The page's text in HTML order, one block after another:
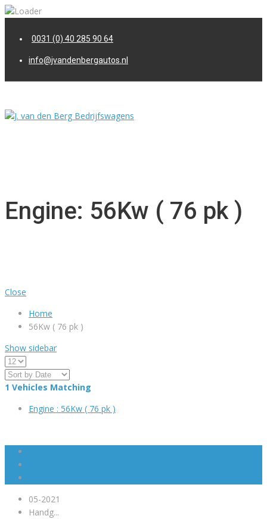
0031 (0) 40 285 90 64
info@jvandenbergautos.nl
Engine: 56Kw ( 76 pk )
Close
Home
56Kw ( 76 pk )
Show sidebar
1 Vehicles Matching
Engine : 56Kw ( 76 pk )
05-2021
Handg...